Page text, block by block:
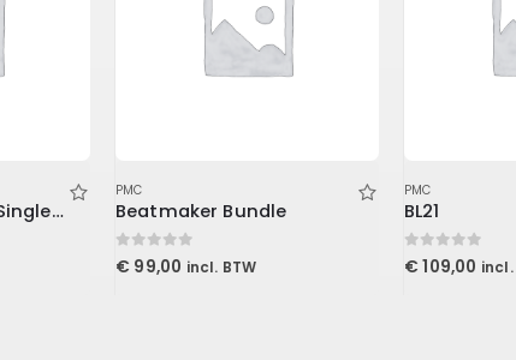
Pulse 16 DX Dante Singlemode
PMC
Beatmaker Bundle
0out of 5
€ 99,00 incl. BTW
PMC
BL21
0out of 5
€ 109,00 incl.